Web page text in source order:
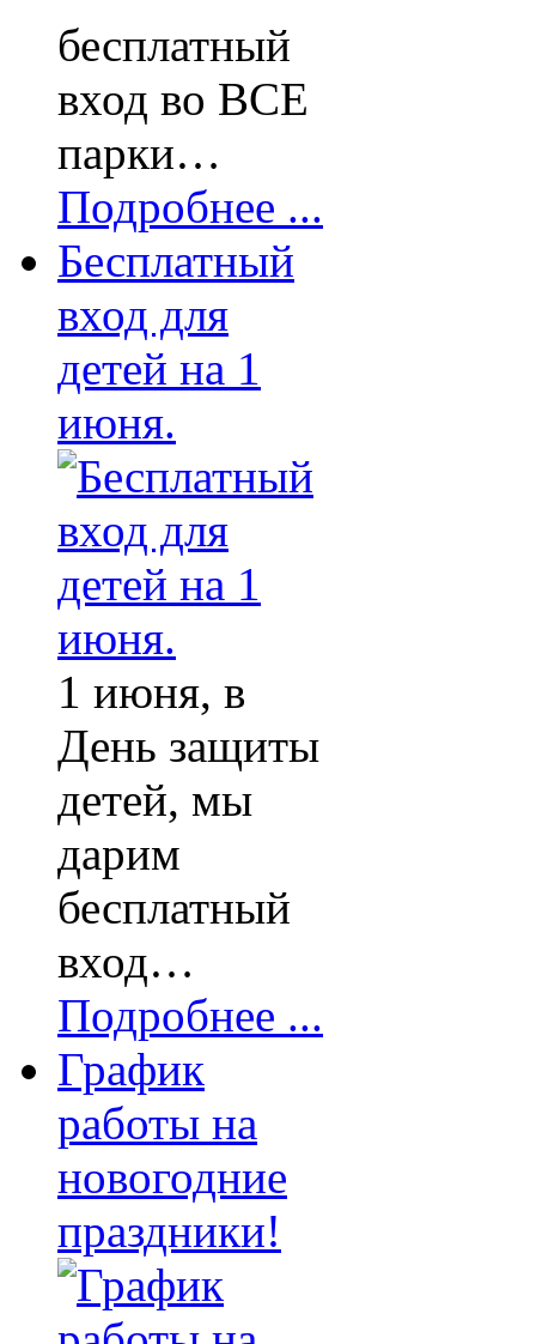
бесплатный
вход во ВСЕ
парки…
Подробнее ...
Бесплатный
вход для
детей на 1
июня.
1 июня, в
День защиты
детей, мы
дарим
бесплатный
вход…
Подробнее ...
График
работы на
новогодние
праздники!